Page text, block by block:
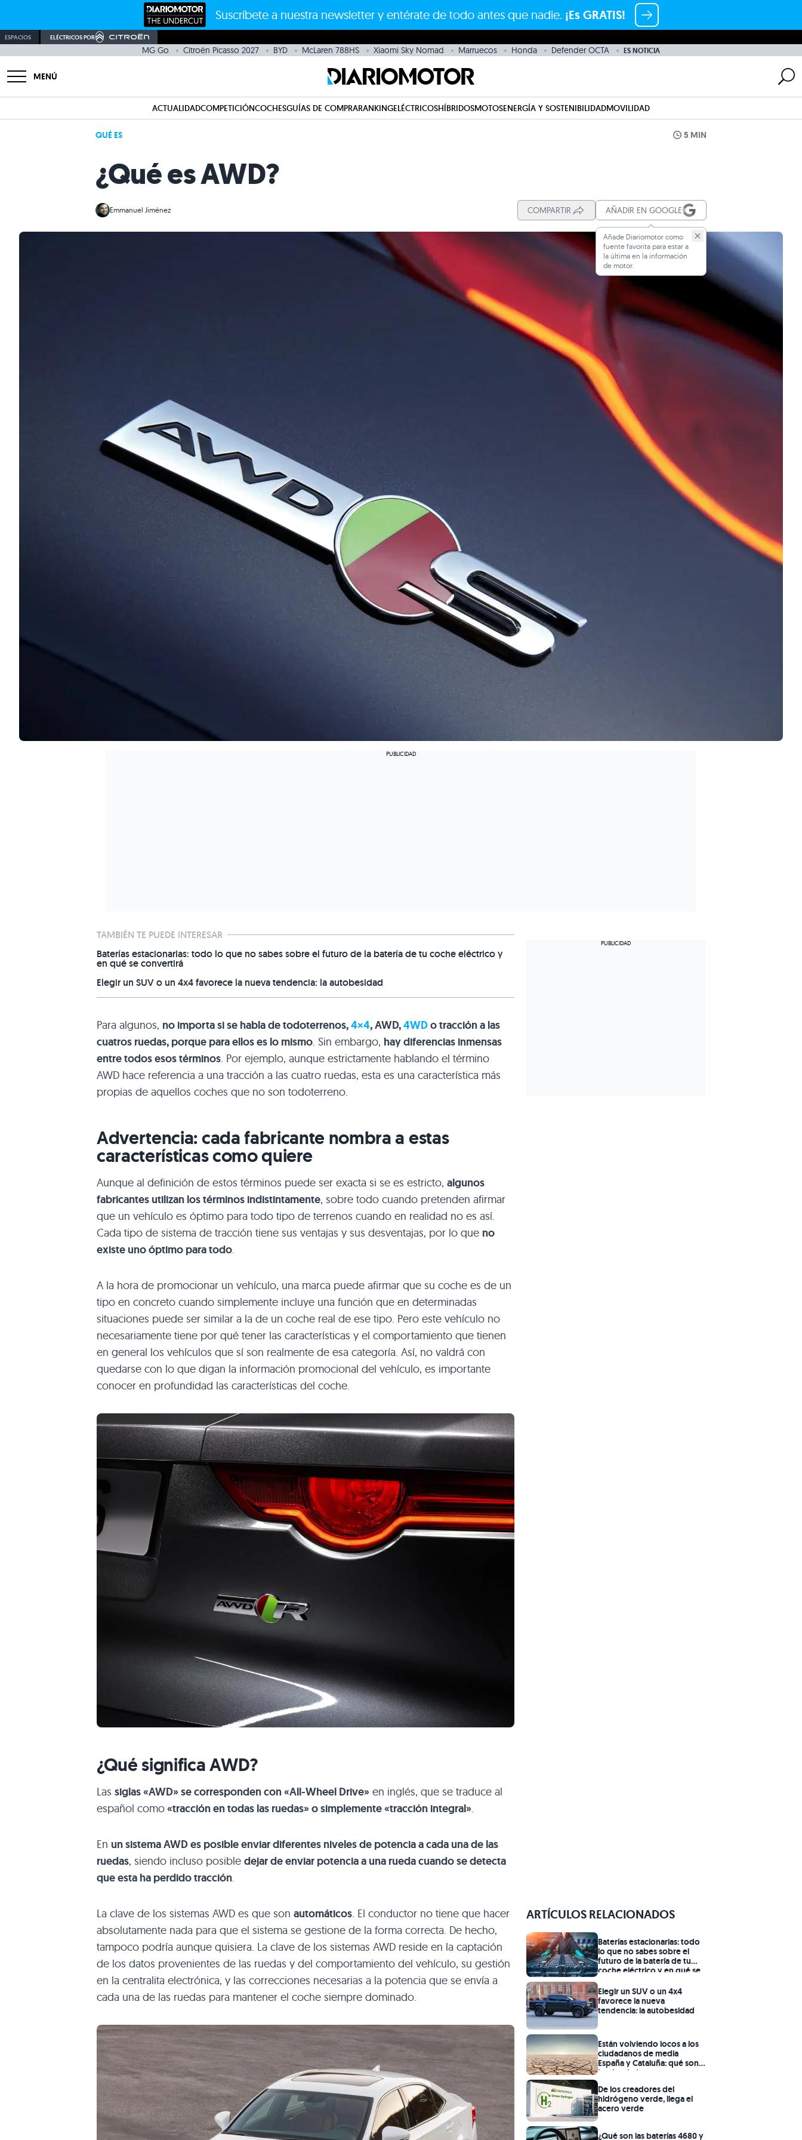
Suscríbete a nuestra newsletter y entérate de todo antes que nadie. ¡Es GRATIS!
ESPACIOS ELÉCTRICOS POR
MG Go Citroën Picasso 2027 BYD McLaren 788HS Xiaomi Sky Nomad Marruecos Honda Defender OCTA ES NOTICIA
MENÚ
ACTUALIDADCOMPETICIÓNCOCHESGUÍAS DE COMPRARANKINGELÉCTRICOSHÍBRIDOSMOTOSENERGÍA Y SOSTENIBILIDADMOVILIDAD
QUÉ ES 5 MIN
¿Qué es AWD?
Emmanuel Jiménez COMPARTIR AÑADIR EN GOOGLE
Añade Diariomotor como
fuente favorita para estar a
la última en la información
de motor.
TAMBIÉN TE PUEDE INTERESAR
Baterías estacionarias: todo lo que no sabes sobre el futuro de la batería de tu coche eléctrico y
en qué se convertirá
Elegir un SUV o un 4x4 favorece la nueva tendencia: la autobesidad
Para algunos, no importa si se habla de todoterrenos,4×4, AWD,4WDo tracción a las
cuatros ruedas, porque para ellos es lo mismo. Sin embargo, hay diferencias inmensas
entre todos esos términos. Por ejemplo, aunque estrictamente hablando el término
AWD hace referencia a una tracción a las cuatro ruedas, esta es una característica más
propias de aquellos coches que no son todoterreno.
Advertencia: cada fabricante nombra a estas
características como quiere
Aunque al definición de estos términos puede ser exacta si se es estricto, algunos
fabricantes utilizan los términos indistintamente, sobre todo cuando pretenden afirmar
que un vehículo es óptimo para todo tipo de terrenos cuando en realidad no es así.
Cada tipo de sistema de tracción tiene sus ventajas y sus desventajas, por lo que no
existe uno óptimo para todo.
A la hora de promocionar un vehículo, una marca puede afirmar que su coche es de un
tipo en concreto cuando simplemente incluye una función que en determinadas
situaciones puede ser similar a la de un coche real de ese tipo. Pero este vehículo no
necesariamente tiene por qué tener las características y el comportamiento que tienen
en general los vehículos que sí son realmente de esa categoría. Así, no valdrá con
quedarse con lo que digan la información promocional del vehículo, es importante
conocer en profundidad las características del coche.
¿Qué significa AWD?
Las siglas «AWD» se corresponden con «All-Wheel Drive» en inglés, que se traduce al
español como«tracción en todas las ruedas» o simplemente «tracción integral»
En un sistema AWD es posible enviar diferentes niveles de potencia a cada una de las
ruedas, siendo incluso posible dejar de enviar potencia a una rueda cuando se detecta
que esta ha perdido tracción
La clave de los sistemas AWD es que son automáticos . El conductor no tiene que hacer
absolutamente nada para que el sistema se gestione de la forma correcta. De hecho,
tampoco podría aunque quisiera. La clave de los sistemas AWD reside en la captación
de los datos provenientes de las ruedas y del comportamiento del vehículo, su gestión
en la centralita electrónica, y las correcciones necesarias a la potencia que se envía a
cada una de las ruedas para mantener el coche siempre dominado.
ARTÍCULOS RELACIONADOS
Baterías estacionarias: todo
lo que no sabes sobre el
futuro de la batería de tu
coche eléctrico y en qué se
Elegir un SUV o un 4x4
favorece la nueva
tendencia: la autobesidad
Están volviendo locos a los
ciudadanos de media
España y Cataluña: qué son
las desaladoras
De los creadores del
hidrógeno verde, llega el
acero verde
¿Qué son las baterías 4680 y